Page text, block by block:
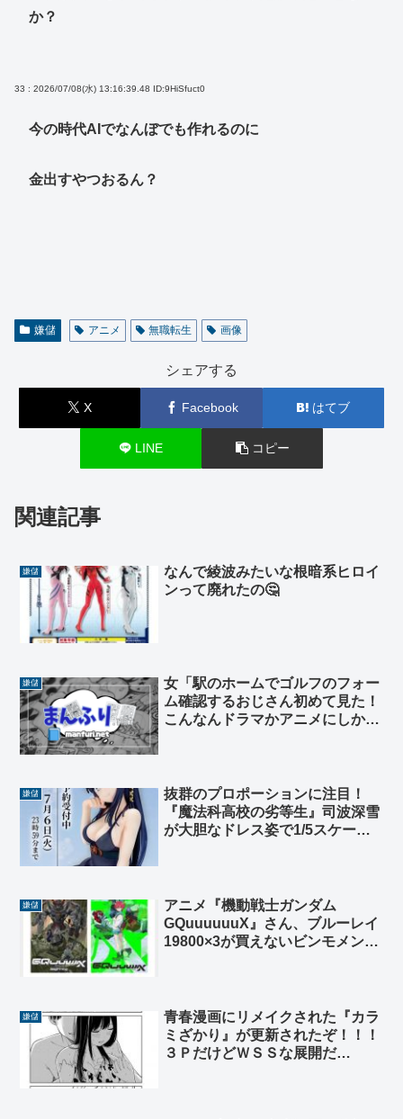
か？
33 : 2026/07/08(水) 13:16:39.48 ID:9HiSfuct0
今の時代AIでなんぼでも作れるのに
金出すやつおるん？
嫌儲 アニメ 無職転生 画像
シェアする
X Facebook はてブ
LINE コピー
関連記事
嫌儲
なんで綾波みたいな根暗系ヒロイ
ンって廃れたの🤔
嫌儲
女「駅のホームでゴルフのフォー
ム確認するおじさん初めて見た！
こんなんドラマかアニメにしかい
嫌儲
抜群のプロポーションに注目！
『魔法科高校の劣等生』司波深雪
が大胆なドレス姿で1/5スケール
嫌儲
アニメ『機動戦士ガンダム
GQuuuuuuX』さん、ブルーレイ
19800×3が買えないビンモメンの
嫌儲
青春漫画にリメイクされた『カラ
ミざかり』が更新されたぞ！！！
３ＰだけどＷＳＳな展開だ